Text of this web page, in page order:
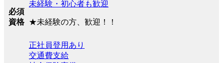
必須
資格
未経験・初心者も歓迎
★未経験の方、歓迎！！
正社員登用あり
交通費支給